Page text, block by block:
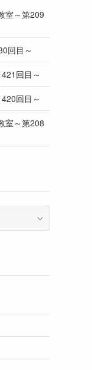
室～第209
回目～
回目～
回目～
室～第208